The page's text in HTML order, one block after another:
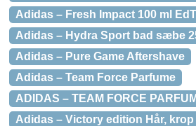
Adidas – Fresh Impact 100 ml
Adidas – Hydra Sport bad sæbe
Adidas – Pure Game Aftershave
Adidas – Team Force Parfume
ADIDAS – TEAM FORCE
Adidas – Victory edition Hår,